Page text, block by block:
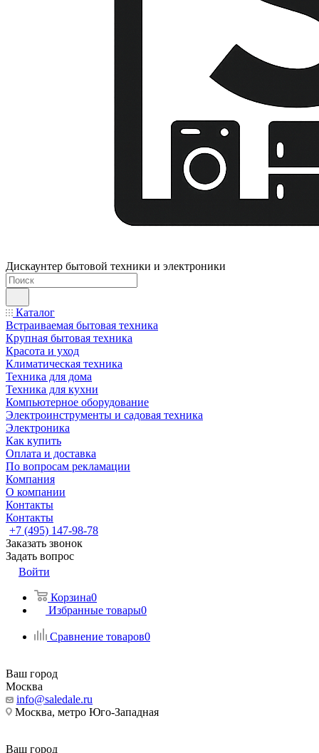
Дискаунтер бытовой техники и электроники
Каталог
Встраиваемая бытовая техника
Крупная бытовая техника
Красота и уход
Климатическая техника
Техника для дома
Техника для кухни
Компьютерное оборудование
Электроинструменты и садовая техника
Электроника
Как купить
Оплата и доставка
По вопросам рекламации
Компания
О компании
Контакты
Контакты
+7 (495) 147-98-78
Заказать звонок
Задать вопрос
Войти
Корзина0
Избранные товары0
Сравнение товаров0
Ваш город
Москва
info@saledale.ru
Москва, метро Юго-Западная
Ваш город